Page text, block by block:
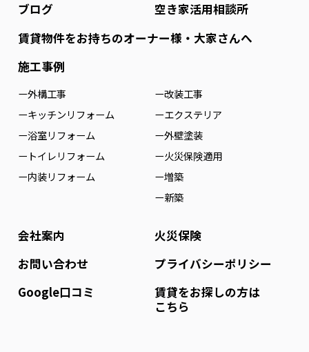
ブログ
空き家活用相談所
賃貸物件をお持ちのオーナー様・大家さんへ
施工事例
ー外構工事
ーキッチンリフォーム
ー浴室リフォーム
ートイレリフォーム
ー内装リフォーム
ー改装工事
ーエクステリア
ー外壁塗装
ー火災保険適用
ー増築
ー新築
会社案内
火災保険
お問い合わせ
プライバシーポリシー
Google口コミ
賃貸をお探しの方は
こちら